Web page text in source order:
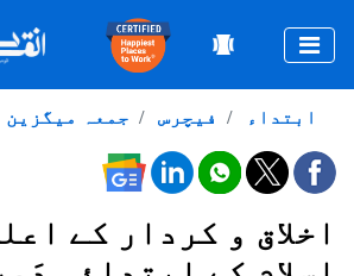
جمعہ میگزین فیچرس ابتداء
اخلاق و کردار کے